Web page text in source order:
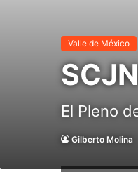
Valle de México
El Pleno
Gilberto Molina